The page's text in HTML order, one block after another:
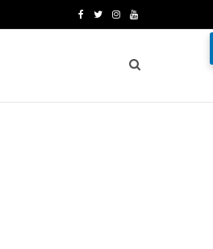
e
T
t
I
t
Y
u
T